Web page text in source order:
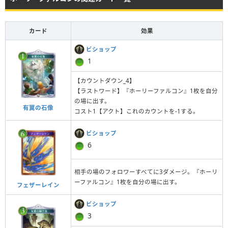
カード 効果
有翼の石像
ビショップ
1
【カウントダウン_4】
【ラストワード】『ホーリーファルコン』1枚を自分
の場に出す。
コスト1【アクト】これのカウントを-1する。
フェザーレイン
ビショップ
6
相手の場のフォロワーすべてに3ダメージ。『ホーリ
ーファルコン』1枚を自分の場に出す。
ビショップ
3